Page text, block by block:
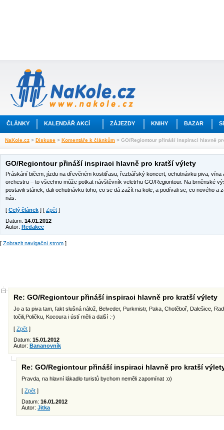
ČLÁNKY KALENDÁŘ AKCÍ ZÁJEZDY KNIHY BAZAR
NaKole.cz > Diskuse > Komentáře k článkům > GO/Regiontour přináší inspiraci hlavně
GO/Regiontour přináší inspiraci hlavně pro kratší výlety
Práskání bičem, jízdu na dřevěném kostitřasu, řezbářský koncert, ochutnávku piva,
orchestru – to všechno může potkat návštěvník veletrhu GO/Regiontour. Na brněnské
postavili stánek, dali ochutnávku toho, co se dá zažít na kole, a podívali se, co nového a
nás.
[ Celý článek ] [ Zpět ]
Datum: 14.01.2012
Autor: Redakce
[ Zobrazit navigační strom ]
Re: GO/Regiontour přináší inspiraci hlavně pro kratší výlety
Jo a ta piva tam, fakt slušná nálož, Belveder, Purkmistr, Paka, Chotěboř, Dalešice,
točili,Poličku, Kocoura i ústí měli a další :-)
[ Zpět ]
Datum: 15.01.2012
Autor: Bananovník
Re: GO/Regiontour přináší inspiraci hlavně pro kratší
Pravda, na hlavní lákadlo turistů bychom neměli zapomínat :o)
[ Zpět ]
Datum: 16.01.2012
Autor: Jitka